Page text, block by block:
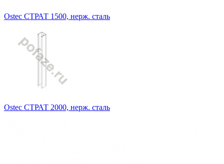
Ostec СТРАТ 1500, нерж. сталь
Ostec СТРАТ 2000, нерж. сталь